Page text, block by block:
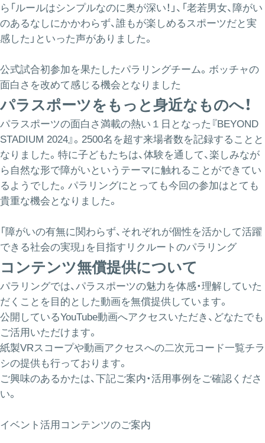
ら「ルールはシンプルなのに奥が深い！」、「老若男女、障がい
のあるなしにかかわらず、誰もが楽しめるスポーツだと実
感した」といった声がありました。
公式試合初参加を果たしたパラリングチーム。ボッチャの
面白さを改めて感じる機会となりました
パラスポーツをもっと身近なものへ！
パラスポーツの面白さ満載の熱い１日となった『BEYOND
STADIUM 2024』。2500名を超す来場者数を記録することと
なりました。特に子どもたちは、体験を通して、楽しみなが
ら自然な形で障がいというテーマに触れることができてい
るようでした。パラリングにとっても今回の参加はとても
貴重な機会となりました。
「障がいの有無に関わらず、それぞれが個性を活かして活躍
できる社会の実現」を目指すリクルートのパラリング
コンテンツ無償提供について
パラリングでは、パラスポーツの魅力を体感・理解していた
だくことを目的とした動画を無償提供しています。
公開しているYouTube動画へアクセスいただき、どなたでも
ご活用いただけます。
紙製VRスコープや動画アクセスへの二次元コード一覧チラ
シの提供も行っております。
ご興味のあるかたは、下記ご案内・活用事例をご確認くださ
い。
イベント活用コンテンツのご案内